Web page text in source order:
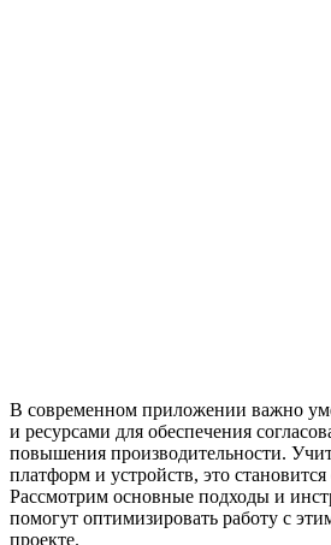
В современном приложении важно
и ресурсами для обеспечения
повышения производительности.
платформ и устройств, это
Рассмотрим основные подходы и
помогут оптимизировать работу с
проекте.